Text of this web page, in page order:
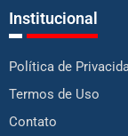
Institucional
Política de
Termos de Uso
Contato